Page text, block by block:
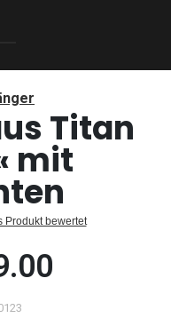
Titan
mit
Produkt bewertet